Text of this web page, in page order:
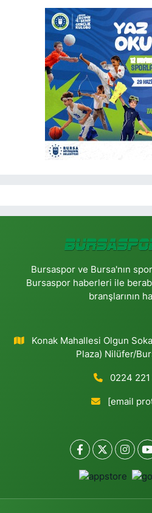
Bursaspor ve Bursa'nın
Bursaspor haberleri ile
branşlarının
Konak Mahallesi Olgun
Plaza) Nilüfer/
0224
[email